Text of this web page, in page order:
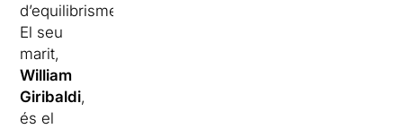
d’equilibrisme.
El seu
marit,
William
Giribaldi,
és el